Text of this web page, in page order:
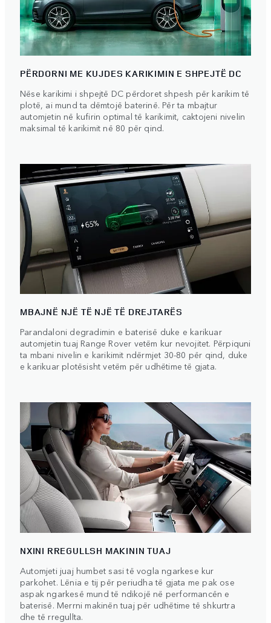
PËRDORNI ME KUJDES KARIKIMIN E SHPEJTË DC
Nëse karikimi i shpejtë DC përdoret shpesh për karikim të
plotë, ai mund ta dëmtojë baterinë. Për ta mbajtur
automjetin në kufirin optimal të karikimit, caktojeni nivelin
maksimal të karikimit në 80 për qind.
MBAJNË NJË TË NJË TË DREJTARËS
Parandaloni degradimin e baterisë duke e karikuar
automjetin tuaj Range Rover vetëm kur nevojitet. Përpiquni
ta mbani nivelin e karikimit ndërmjet 30-80 për qind, duke
e karikuar plotësisht vetëm për udhëtime të gjata.
NXINI RREGULLSH MAKININ TUAJ
Automjeti juaj humbet sasi të vogla ngarkese kur
parkohet. Lënia e tij për periudha të gjata me pak ose
aspak ngarkesë mund të ndikojë në performancën e
baterisë. Merrni makinën tuaj për udhëtime të shkurtra
dhe të rregullta.